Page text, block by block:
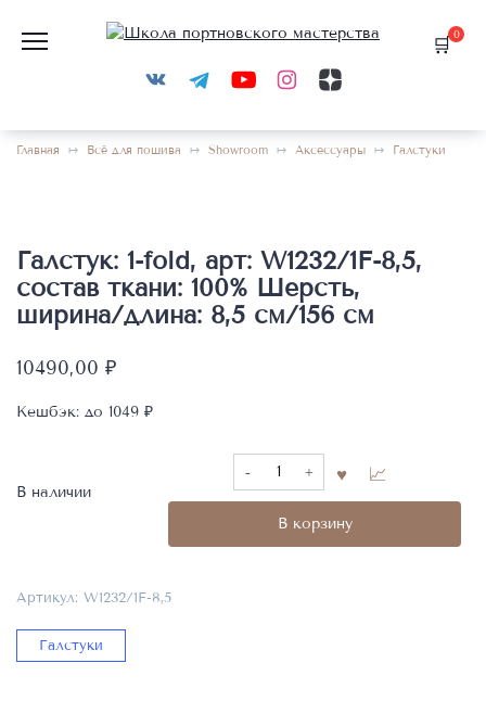
содержанию
0
Главная Всё для пошива Showroom Аксессуары Галстуки
Галстук: 1-fold, арт: W1232/1F-8,5,
состав ткани: 100% Шерсть,
ширина/длина: 8,5 см/156 см
10490,00 ₽
Кешбэк: до 1049 ₽
В наличии
Количество
товара
В корзину
Артикул: W1232/1F-8,5
Галстуки